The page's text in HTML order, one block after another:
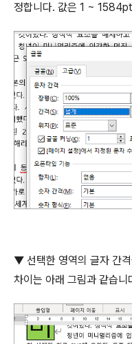
정합니다. 값은 1 ~ 1584pt
▼ 선택한 영역의 글자 간
차이는 아래 그림과 같습니